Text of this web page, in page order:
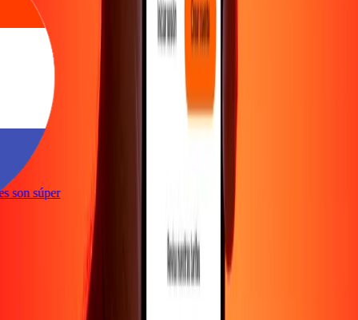
son súper